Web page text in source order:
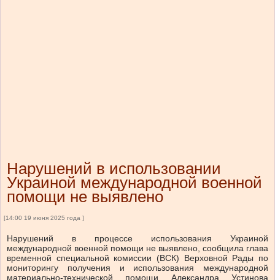
Нарушений в использовании
Украиной международной военной
помощи не выявлено
[14:00 19 июня 2025 года ]
Нарушений в процессе использования Украиной
международной военной помощи не выявлено, сообщила глава
временной специальной комиссии (ВСК) Верховной Рады по
мониторингу получения и использования международной
материально-технической помощи Александра Устинова